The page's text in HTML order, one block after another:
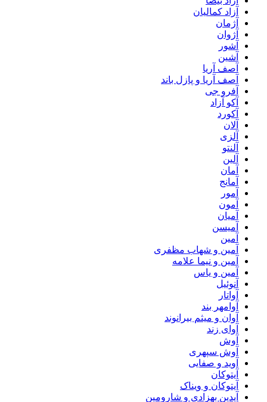
آزاد کمالیان
آژمان
آژوان
آشور
آشین
آصف آریا
آصف آریا و پازل باند
آفرو جی
آکو آزاد
آکورد
آلان
آلزی
آلنتو
آلین
آمان
آمانج
آمور
آمون
آمیان
آمیسن
آمین
آمین و شهاب مظفری
آمین و نیما علامه
آمین و یاس
آنوئیل
آواتار
آوامهر بند
آوان و میثم بیرانوند
آوای زند
آوش
آوش سپهری
آوید و صفایی
آیتوکان
آیتوکان و ویناک
آیدین بهزادی و شارومین